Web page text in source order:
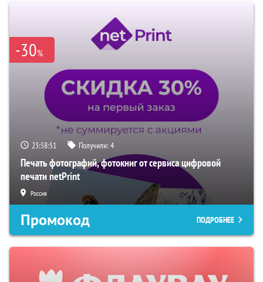
-30%
23:58:50 Получили:4
Печать фотографий, фотокниг от сервиса цифровой
печати netPrint
Россия
Промокод ПОДРОБНЕЕ